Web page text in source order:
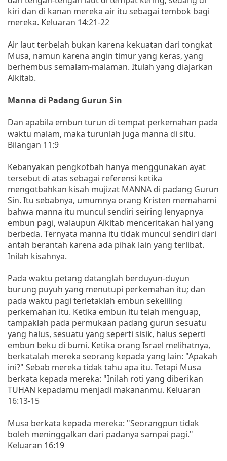
kiri dan di kanan mereka air itu sebagai tembok bagi
mereka. Keluaran 14:21-22
Air laut terbelah bukan karena kekuatan dari tongkat
Musa, namun karena angin timur yang keras, yang
berhembus semalam-malaman. Itulah yang diajarkan
Alkitab.
Manna di Padang Gurun Sin
Dan apabila embun turun di tempat perkemahan pada
waktu malam, maka turunlah juga manna di situ.
Bilangan 11:9
Kebanyakan pengkotbah hanya menggunakan ayat
tersebut di atas sebagai referensi ketika
mengotbahkan kisah mujizat MANNA di padang Gurun
Sin. Itu sebabnya, umumnya orang Kristen memahami
bahwa manna itu muncul sendiri seiring lenyapnya
embun pagi, walaupun Alkitab menceritakan hal yang
berbeda. Ternyata manna itu tidak muncul sendiri dari
antah berantah karena ada pihak lain yang terlibat.
Inilah kisahnya.
Pada waktu petang datanglah berduyun-duyun
burung puyuh yang menutupi perkemahan itu; dan
pada waktu pagi terletaklah embun sekeliling
perkemahan itu. Ketika embun itu telah menguap,
tampaklah pada permukaan padang gurun sesuatu
yang halus, sesuatu yang seperti sisik, halus seperti
embun beku di bumi. Ketika orang Israel melihatnya,
berkatalah mereka seorang kepada yang lain: "Apakah
ini?" Sebab mereka tidak tahu apa itu. Tetapi Musa
berkata kepada mereka: "Inilah roti yang diberikan
TUHAN kepadamu menjadi makananmu. Keluaran
16:13-15
Musa berkata kepada mereka: "Seorangpun tidak
boleh meninggalkan dari padanya sampai pagi."
Keluaran 16:19